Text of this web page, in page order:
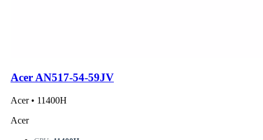
Acer AN517-54-59JV
Acer • 11400H
Acer